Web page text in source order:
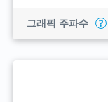
그래픽 주파수 ?